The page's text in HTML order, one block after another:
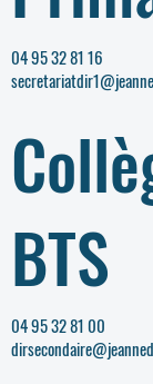
04 95 32 81 16
BTS
04 95 32 81 00